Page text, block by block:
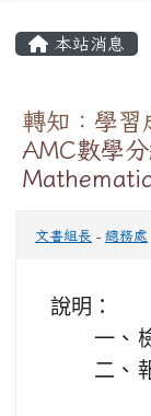
本站消息
轉知：學習
AMC數學
文書組長 - 總務處
說明：
一、
二、